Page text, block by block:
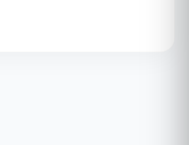
nyújtja a